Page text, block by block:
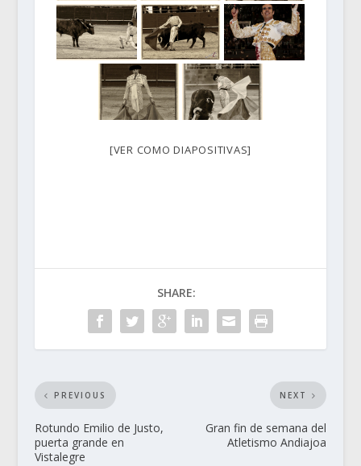
[VER COMO DIAPOSITIVAS]
SHARE:
PREVIOUS
Rotundo Emilio de Justo,
puerta grande en
Vistalegre
NEXT
Gran fin de semana del
Atletismo Andiajoa